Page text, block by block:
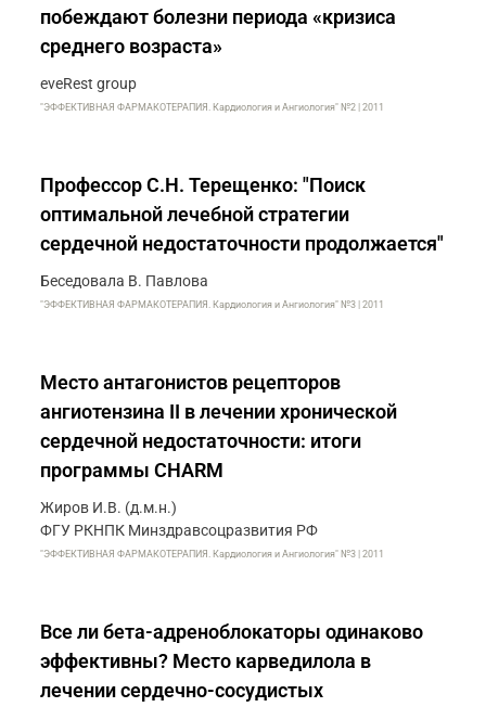
побеждают болезни периода «кризиса
среднего возраста»
eveRest group
"ЭФФЕКТИВНАЯ ФАРМАКОТЕРАПИЯ. Кардиология и Ангиология" №2 | 2011
Профессор С.Н. Терещенко: "Поиск
оптимальной лечебной стратегии
сердечной недостаточности продолжается"
Беседовала В. Павлова
"ЭФФЕКТИВНАЯ ФАРМАКОТЕРАПИЯ. Кардиология и Ангиология" №3 | 2011
Место антагонистов рецепторов
ангиотензина II в лечении хронической
сердечной недостаточности: итоги
программы CHARM
Жиров И.В. (д.м.н.)
ФГУ РКНПК Минздравсоцразвития РФ
"ЭФФЕКТИВНАЯ ФАРМАКОТЕРАПИЯ. Кардиология и Ангиология" №3 | 2011
Все ли бета-адреноблокаторы одинаково
эффективны? Место карведилола в
лечении сердечно-сосудистых